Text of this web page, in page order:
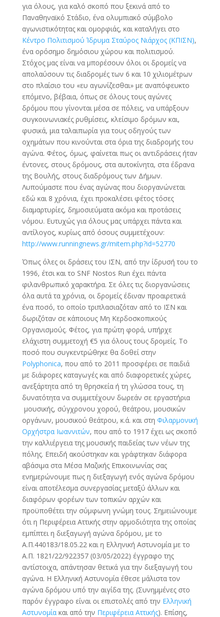
για όλους, για καλό σκοπό που ξεκινά από το
Παναθηναϊκό Στάδιο, ένα ολυμπιακό σύμβολο
αγωνιστικότητας και ομορφιάς, και καταλήγει στο
Κέντρο Πολιτισμού Ίδρυμα Σταύρος Νιάρχος (ΚΠΙΣΝ),
ένα ορόσημο δημόσιου χώρου και πολιτισμού.
Στόχος μας είναι να μπορέσουν όλοι οι δρομείς να
απολαύσουν τις διαδρομές των 6 και 10 χιλιομέτρων
στο πλαίσιο του «ευ αγωνίζεσθαι» με αναπόφευκτο
επόμενο, βέβαια, όπως σε όλους τους αγώνες
δρόμου που γίνονται μέσα σε πόλεις, να υπάρξουν
συγκοινωνιακές ρυθμίσεις, κλείσιμο δρόμων και,
φυσικά, μια ταλαιπωρία για τους οδηγούς των
οχημάτων που κινούνται στα όρια της διαδρομής του
αγώνα. Φέτος, όμως, φαίνεται πως οι αντιδράσεις ήταν
έντονες, στους δρόμους, στα αυτοκίνητα, στα έδρανα
της Βουλής, στους διαδρόμους των Δήμων.
Λυπούμαστε που ένας αγώνας που διοργανώνεται
εδώ και 8 χρόνια, έχει προκαλέσει φέτος τόσες
διαμαρτυρίες, δημοσιεύματα ακόμα και προτάσεις
νόμου. Ευτυχώς για όλους μας υπάρχει πάντα και
αντίλογος, κυρίως από όσους συμμετέχουν:
http://www.runningnews.gr/mitem.php?id=52770
Όπως όλες οι δράσεις του ΙΣΝ, από την ίδρυσή του το
1996, έτσι και το SNF Nostos Run έχει πάντα
φιλανθρωπικό χαρακτήρα. Σε όλες τις διοργανώσεις
όλα αυτά τα χρόνια, οι δρομείς έδιναν προαιρετικά
ένα ποσό, το οποίο τριπλασιαζόταν από το ΙΣΝ και
δωριζόταν σε κάποιους Μη Κερδοσκοπικούς
Οργανισμούς. Φέτος, για πρώτη φορά, υπήρχε
ελάχιστη συμμετοχή €5 για όλους τους δρομείς. Το
ποσό που συγκεντρώθηκε θα δοθεί στην
Polyphonica, που από το 2011 προσφέρει σε παιδιά
με διάφορες καταγωγές και από διαφορετικές χώρες,
ανεξάρτητα από τη θρησκεία ή τη γλώσσα τους, τη
δυνατότητα να συμμετέχουν δωρεάν σε εργαστήρια
μουσικής, σύγχρονου χορού, θεάτρου, μουσικών
οργάνων, μουσικού θεάτρου, κ.ά. και στη Φιλαρμονική
Ορχήστρα Ιωαννιτών, που από το 1917 έχει ως σκοπό
την καλλιέργεια της μουσικής παιδείας των νέων της
πόλης. Επειδή ακούστηκαν και γράφτηκαν διάφορα
αβάσιμα στα Μέσα Μαζικής Επικοινωνίας σας
ενημερώνουμε πως η διεξαγωγή ενός αγώνα δρόμου
είναι αποτέλεσμα συνεργασίας μεταξύ άλλων και
διαφόρων φορέων των τοπικών αρχών και
προϋποθέτει την σύμφωνη γνώμη τους. Σημειώνουμε
ότι η Περιφέρεια Αττικής στην αρμοδιότητα της οποίας
εμπίπτει η διεξαγωγή αγώνα δρόμου, με το
Α.Π.440183/18.05.22 και η Ελληνική Αστυνομία με το
Α.Π. 1821/22/922357 (03/05/2022) έγγραφο της
αντίστοιχα, απάντησαν θετικά για την διεξαγωγή του
αγώνα. Η Ελληνική Αστυνομία έθεσε μάλιστα τον
αγώνα δρόμου υπό την αιγίδα της. (Συνημμένες στο
παρόν έγγραφο είναι οι επιστολές από την Ελληνική
Αστυνομίακαι από την Περιφέρεια Αττικής). Επίσης,